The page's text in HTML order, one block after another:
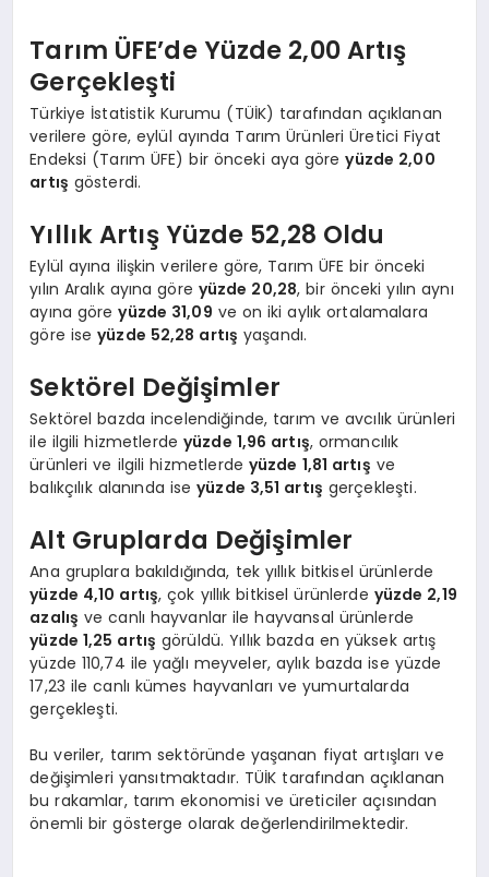
Tarım ÜFE’de Yüzde 2,00 Artış
Gerçekleşti
Türkiye İstatistik Kurumu (TÜİK) tarafından açıklanan
verilere göre, eylül ayında Tarım Ürünleri Üretici Fiyat
Endeksi (Tarım ÜFE) bir önceki aya göreyüzde 2,00
artış gösterdi.
Yıllık Artış Yüzde 52,28 Oldu
Eylül ayına ilişkin verilere göre, Tarım ÜFE bir önceki
yılın Aralık ayına göre yüzde 20,28, bir önceki yılın aynı
ayına göreyüzde 31,09 ve on iki aylık ortalamalara
göre iseyüzde 52,28 artış yaşandı.
Sektörel Değişimler
Sektörel bazda incelendiğinde, tarım ve avcılık ürünleri
ile ilgili hizmetlerde yüzde 1,96 artış, ormancılık
ürünleri ve ilgili hizmetlerde yüzde 1,81 artış ve
balıkçılık alanında iseyüzde 3,51 artış gerçekleşti.
Alt Gruplarda Değişimler
Ana gruplara bakıldığında, tek yıllık bitkisel ürünlerde
yüzde 4,10 artış, çok yıllık bitkisel ürünlerde yüzde 2,19
azalış ve canlı hayvanlar ile hayvansal ürünlerde
yüzde 1,25 artış görüldü. Yıllık bazda en yüksek artış
yüzde 110,74 ile yağlı meyveler, aylık bazda ise yüzde
17,23 ile canlı kümes hayvanları ve yumurtalarda
gerçekleşti.
Bu veriler, tarım sektöründe yaşanan fiyat artışları ve
değişimleri yansıtmaktadır. TÜİK tarafından açıklanan
bu rakamlar, tarım ekonomisi ve üreticiler açısından
önemli bir gösterge olarak değerlendirilmektedir.